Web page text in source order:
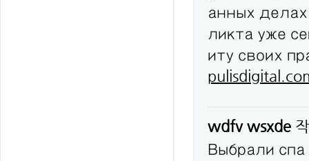
анных
ликта уже
иту своих
wdfv wsxde
Выбрали